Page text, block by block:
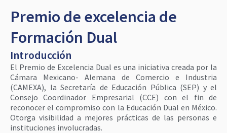
Premio de excelencia de
Formación Dual
Introducción
El Premio de Excelencia Dual es una iniciativa creada por la
Cámara Mexicano- Alemana de Comercio e Industria
(CAMEXA), la Secretaría de Educación Pública (SEP) y el
Consejo Coordinador Empresarial (CCE) con el fin de
reconocer el compromiso con la Educación Dual en México.
Otorga visibilidad a mejores prácticas de las personas e
instituciones involucradas.